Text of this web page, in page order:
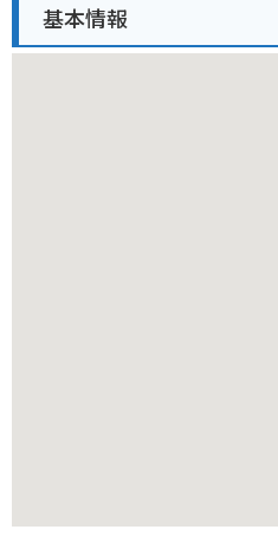
使った猪肉そばや、大山鶏を使
ーです。また、温泉施設「ゆア
基本情報